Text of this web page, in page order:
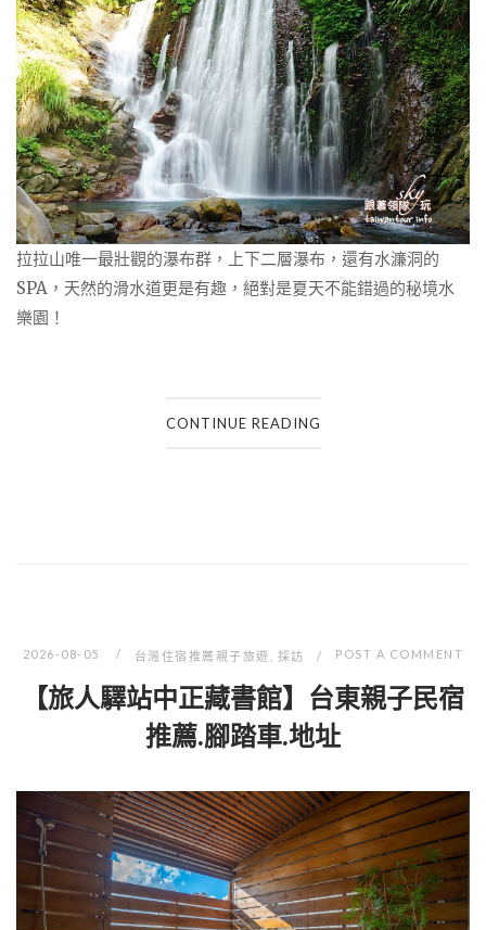
拉拉山唯一最壯觀的瀑布群，上下二層瀑布，還有水濂洞的
SPA，天然的滑水道更是有趣，絕對是夏天不能錯過的秘境水
樂園！
CONTINUE READING
2026-08-05 台灣住宿推薦親子旅遊 採訪 POST A COMMENT
【旅人驛站中正藏書館】台東親子民宿
推薦.腳踏車.地址